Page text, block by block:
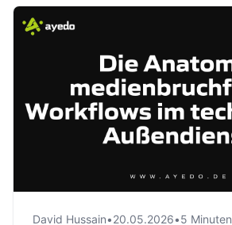
David Hussain•20.05.2026•5 Minuten